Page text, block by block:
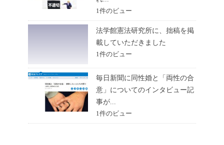
1件のビュー
法学館憲法研究所に、拙稿を掲
載していただきました
1件のビュー
毎日新聞に同性婚と「両性の合
意」についてのインタビュー記
事が...
1件のビュー